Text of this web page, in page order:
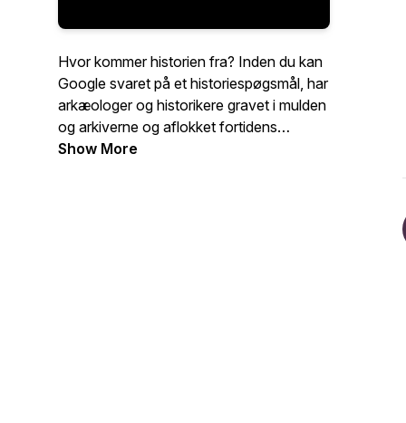
Hvor kommer historien fra? Inden du kan
Google svaret på et historiespøgsmål, har
arkæologer og historikere gravet i mulden
og arkiverne og aflokket fortidens
genstande deres hemmeligheder.
Show More